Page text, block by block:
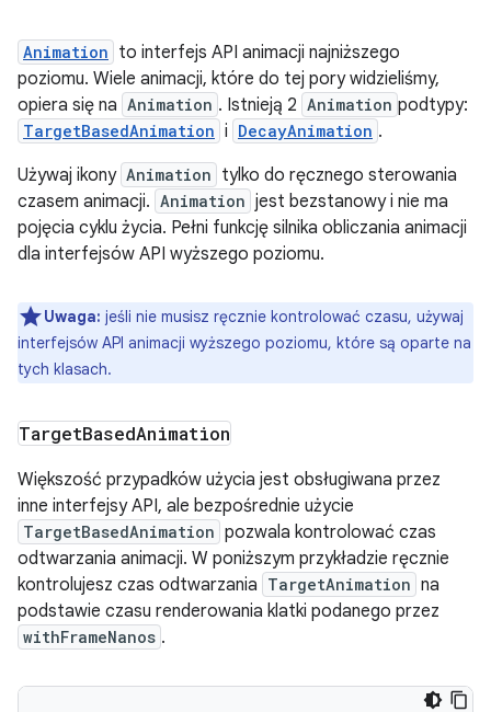
Animation to interfejs API animacji najniższego
poziomu. Wiele animacji, które do tej pory widzieliśmy,
opiera się na Animation . Istnieją 2 Animation podtypy:
TargetBasedAnimation i DecayAnimation .
Używaj ikony Animation tylko do ręcznego sterowania
czasem animacji. Animation jest bezstanowy i nie ma
pojęcia cyklu życia. Pełni funkcję silnika obliczania animacji
dla interfejsów API wyższego poziomu.
Uwaga: jeśli nie musisz ręcznie kontrolować czasu, używaj
interfejsów API animacji wyższego poziomu, które są oparte na
tych klasach.
TargetBasedAnimation
Większość przypadków użycia jest obsługiwana przez
inne interfejsy API, ale bezpośrednie użycie
TargetBasedAnimation pozwala kontrolować czas
odtwarzania animacji. W poniższym przykładzie ręcznie
kontrolujesz czas odtwarzania TargetAnimation na
podstawie czasu renderowania klatki podanego przez
withFrameNanos .